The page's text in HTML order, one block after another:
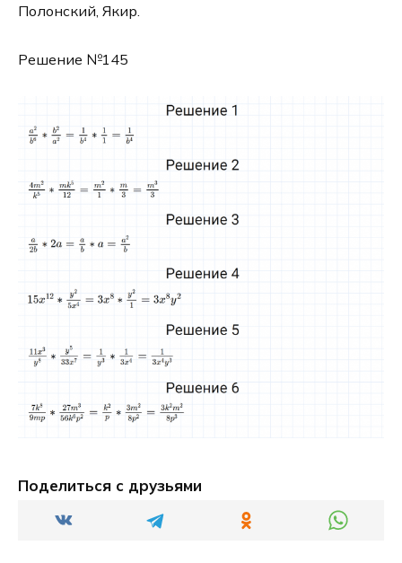
Полонский, Якир.
Решение №145
Поделиться с друзьями